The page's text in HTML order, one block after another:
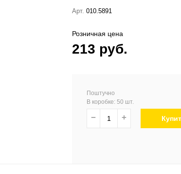
Арт. 010.5891
Розничная цена
213 руб.
Поштучно
В коробке: 50 шт.
− +